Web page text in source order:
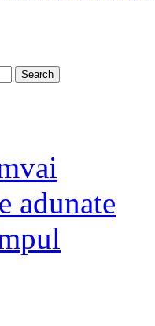
adunate